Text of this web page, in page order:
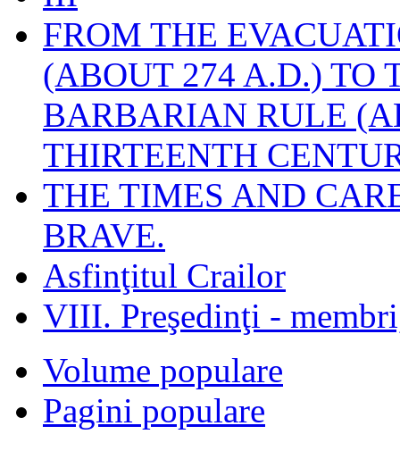
FROM THE
(ABOUT 274 A.D.) TO
BARBARIAN RULE
THIRTEENTH
THE TIMES AND
BRAVE.
Asfinţitul Crailor
VIII. Preşedinţi -
Volume populare
Pagini populare